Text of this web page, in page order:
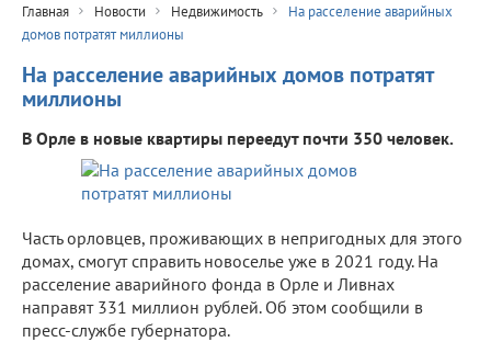
Главная Новости Недвижимость
На расселение аварийных
домов потратят миллионы
На расселение аварийных домов потратят
миллионы
В Орле в новые квартиры переедут почти 350 человек.
Часть орловцев, проживающих в непригодных для этого
домах, смогут справить новоселье уже в 2021 году. На
расселение аварийного фонда в Орле и Ливнах
направят 331 миллион рублей. Об этом сообщили в
пресс-службе губернатора.